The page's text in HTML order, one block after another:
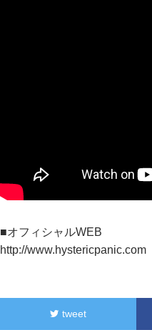
■オフィシャルWEB
http://www.hystericpanic.com
tweet